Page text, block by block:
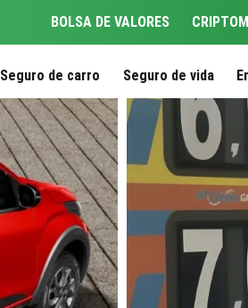
BOLSA DE VALORES
Seguro de carro Seguro de vida